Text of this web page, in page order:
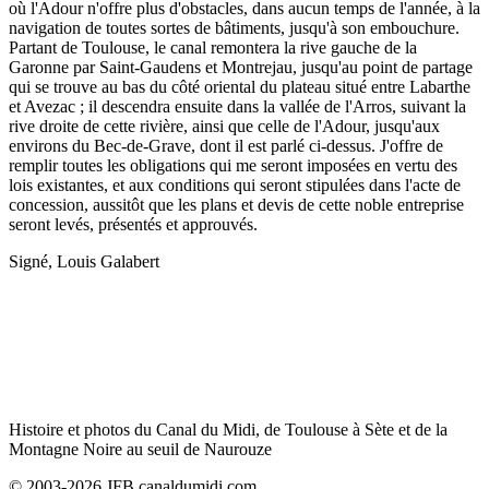
où l'Adour n'offre plus d'obstacles, dans aucun temps de l'année, à la
navigation de toutes sortes de bâtiments, jusqu'à son embouchure.
Partant de Toulouse, le canal remontera la rive gauche de la
Garonne par Saint-Gaudens et Montrejau, jusqu'au point de partage
qui se trouve au bas du côté oriental du plateau situé entre Labarthe
et Avezac ; il descendra ensuite dans la vallée de l'Arros, suivant la
rive droite de cette rivière, ainsi que celle de l'Adour, jusqu'aux
environs du Bec-de-Grave, dont il est parlé ci-dessus. J'offre de
remplir toutes les obligations qui me seront imposées en vertu des
lois existantes, et aux conditions qui seront stipulées dans l'acte de
concession, aussitôt que les plans et devis de cette noble entreprise
seront levés, présentés et approuvés.
Signé, Louis Galabert
Histoire et photos du Canal du Midi, de Toulouse à Sète et de la
Montagne Noire au seuil de Naurouze